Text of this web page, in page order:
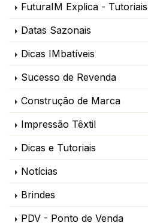
FuturaIM Explica - Tutoriais
Datas Sazonais
Dicas IMbatíveis
Sucesso de Revenda
Construção de Marca
Impressão Têxtil
Dicas e Tutoriais
Notícias
Brindes
PDV - Ponto de Venda